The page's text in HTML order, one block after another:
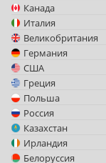
Канада
Италия
Великобритания
Германия
США
Греция
Польша
Россия
Казахстан
Ирландия
Белоруссия